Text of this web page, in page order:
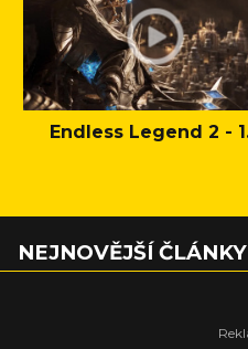
Endless Legend 2 -
NEJNOVĚJŠÍ ČLÁNKY